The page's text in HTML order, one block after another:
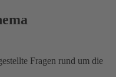
Fragen rund um die